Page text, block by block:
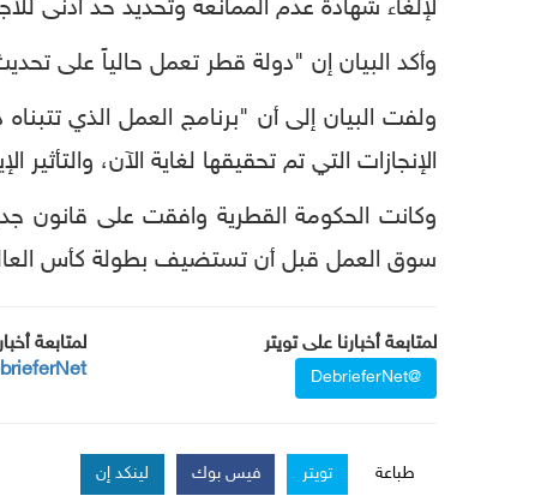
لإلغاء شهادة عدم الممانعة وتحديد حد أدنى
وأكد البيان إن "دولة قطر تعمل حالياً على
ولفت البيان إلى أن "برنامج العمل الذي
الإنجازات التي تم تحقيقها لغاية الآن،
وكانت الحكومة القطرية وافقت على قانون
سوق العمل قبل أن تستضيف بطولة كأس العالم
لمتابعة أخبارنا على تويتر
@DebrieferNet
لمتابعة
طباعة تويتر فيس بوك لينكد إن